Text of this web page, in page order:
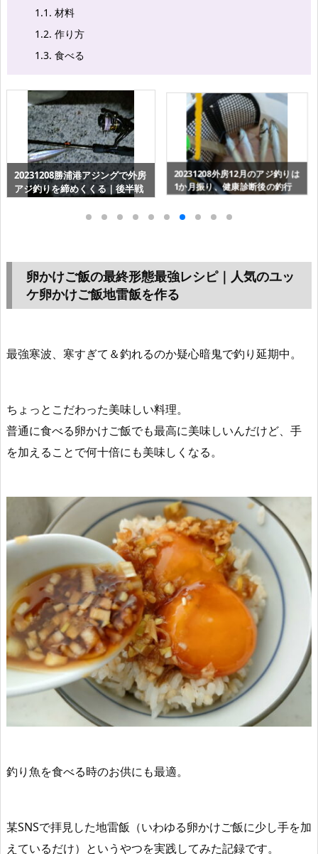
1.1. 材料
1.2. 作り方
1.3. 食べる
20231123多摩川のハゼ釣りと迷
惑なマナー違反
釣れたアジの一夜干し・干物の
作り方｜塩水10％に浸けるだけ
卵かけご飯の最終形態最強レシピ｜人気のユッ
ケ卵かけご飯地雷飯を作る
最強寒波、寒すぎて＆釣れるのか疑心暗鬼で釣り延期中。
ちょっとこだわった美味しい料理。
普通に食べる卵かけご飯でも最高に美味しいんだけど、手
を加えることで何十倍にも美味しくなる。
釣り魚を食べる時のお供にも最適。
某SNSで拝見した地雷飯（いわゆる卵かけご飯に少し手を加
えているだけ）というやつを実践してみた記録です。